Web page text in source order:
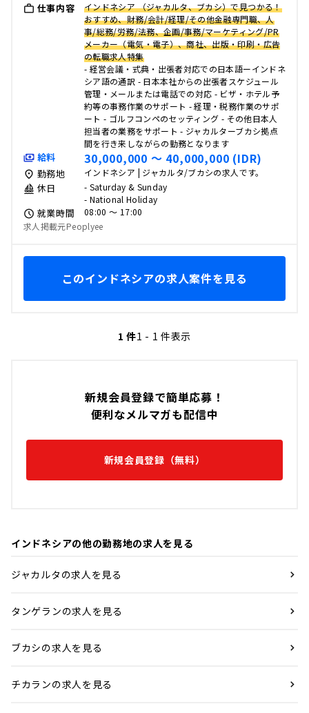
新規会員登録で簡単応募！
便利なメルマガも配信中
新規会員登録（無料）
インドネシアの他の勤務地の求人を見る
ジャカルタの求人を見る
タンゲランの求人を見る
ブカシの求人を見る
チカランの求人を見る
仕事内容
インドネシア （ジャカルタ、ブカシ）で見つかる！
おすすめ、財務/会計/経理/その他金融専門職、人
事/総務/労務/法務、企画/事務/マーケティング/PR
メーカー（電気・電子）、商社、出版・印刷・広告
の転職求人特集
- 経営会議・式典・出張者対応での日本語ーインドネ
シア語の通訳 - 日本本社からの出張者スケジュール
管理・メールまたは電話での対応 - ビザ・ホテル予
約等の事務作業のサポート - 経理・税務作業のサポ
ート - ゴルフコンペのセッティング - その他日本人
担当者の業務をサポート - ジャカルターブカシ拠点
間を行き来しながらの勤務となります
給料 30,000,000 〜 40,000,000 (IDR)
勤務地 インドネシア | ジャカルタ/ブカシの求人です。
休日
- Saturday & Sunday
- National Holiday
就業時間
08:00 〜 17:00
求人掲載元Peoplyee
このインドネシアの求人案件を見る
1 件1 - 1 件表示